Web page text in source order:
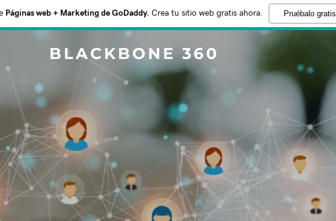
Páginas web + Marketing de GoDaddy. Crea tu sitio web gratis ahora. Pruébalo gratis
BLACKBONE 360